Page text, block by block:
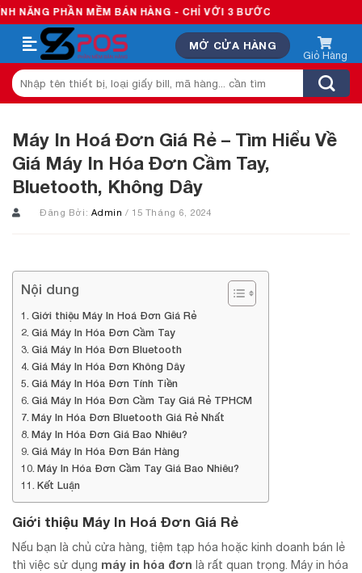
Skip
to
content
MỀM BÁN HÀNG - CHỈ VỚI 3 BƯỚC
MỞ CỬA HÀNG
Tìm
kiếm:
Máy In Hoá Đơn Giá Rẻ – Tìm Hiểu Về
Giá Máy In Hóa Đơn Cầm Tay,
Bluetooth, Không Dây
Đăng Bởi: Admin/ 15 Tháng 6, 2024
Nội dung
Giới thiệu Máy In Hoá Đơn Giá Rẻ
Giá Máy In Hóa Đơn Cầm Tay
Giá Máy In Hóa Đơn Bluetooth
Giá Máy In Hóa Đơn Không Dây
Giá Máy In Hóa Đơn Tính Tiền
Giá Máy In Hóa Đơn Cầm Tay Giá Rẻ TPHCM
Máy In Hóa Đơn Bluetooth Giá Rẻ Nhất
Máy In Hóa Đơn Giá Bao Nhiêu?
Giá Máy In Hóa Đơn Bán Hàng
Máy In Hóa Đơn Cầm Tay Giá Bao Nhiêu?
Kết Luận
Giới thiệu Máy In Hoá Đơn Giá Rẻ
Nếu bạn là chủ cửa hàng, tiệm tạp hóa hoặc kinh doanh bán lẻ
thì việc sử dụng máy in hóa đơn là rất quan trọng. Máy in hóa